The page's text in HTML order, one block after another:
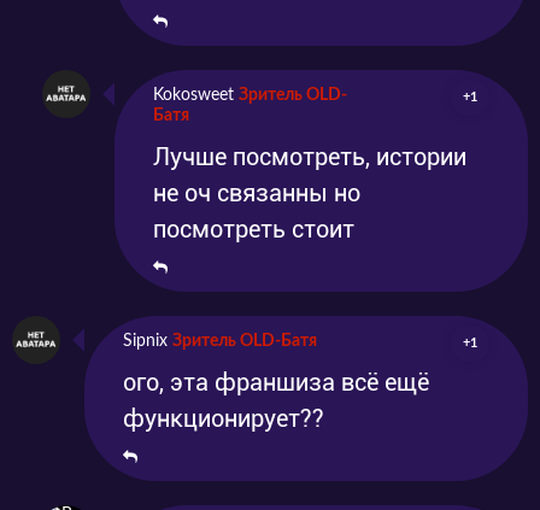
Kokosweet Зритель OLD-
Батя
+1
Лучше посмотреть, истории
не оч связанны но
посмотреть стоит
Sipnix Зритель OLD-Батя +1
ого, эта франшиза всё ещё
функционирует??